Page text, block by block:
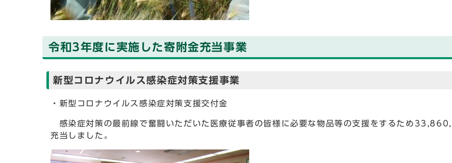
令和3年度に実施した寄附金充当事業
新型コロナウイルス感染症対策支援事業
・新型コロナウイルス感染症対策支援交付金
感染症対策の最前線で奮闘いただいた医療従事者の皆様に必要な物品等の支援をするため
充当しました。